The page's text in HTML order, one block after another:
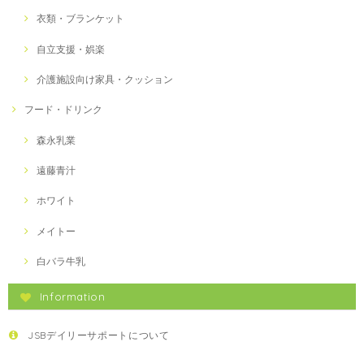
衣類・ブランケット
自立支援・娯楽
介護施設向け家具・クッション
フード・ドリンク
森永乳業
遠藤青汁
ホワイト
メイトー
白バラ牛乳
Information
JSBデイリーサポートについて